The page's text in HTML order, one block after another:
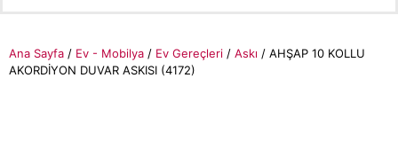
Ana Sayfa / Ev - Mobilya / Ev Gereçleri / Askı / AHŞAP 10 KOLLU
AKORDİYON DUVAR ASKISI (4172)